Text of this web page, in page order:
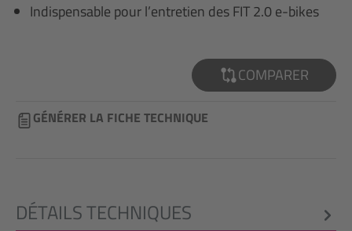
Indispensable pour l’entretien des FIT 2.0 e-bikes
COMPARER
GÉNÉRER LA FICHE TECHNIQUE
DÉTAILS TECHNIQUES